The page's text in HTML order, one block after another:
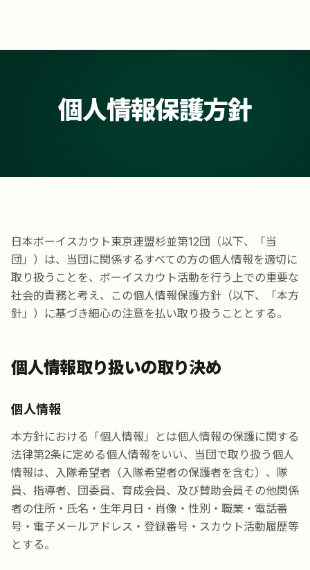
個人情報保護方針
日本ボーイスカウト東京連盟杉並第12団（以下、「当
団」）は、当団に関係するすべての方の個人情報を適切に
取り扱うことを、ボーイスカウト活動を行う上での重要な
社会的責務と考え、この個人情報保護方針（以下、「本方
針」）に基づき細心の注意を払い取り扱うこととする。
個人情報取り扱いの取り決め
個人情報
本方針における「個人情報」とは個人情報の保護に関する
法律第2条に定める個人情報をいい、当団で取り扱う個人
情報は、入隊希望者（入隊希望者の保護者を含む）、隊
員、指導者、団委員、育成会員、及び賛助会員その他関係
者の住所・氏名・生年月日・肖像・性別・職業・電話番
号・電子メールアドレス・登録番号・スカウト活動履歴等
とする。